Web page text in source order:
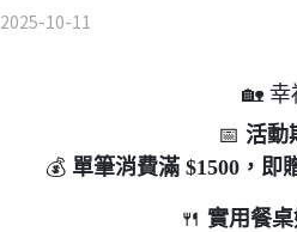
2025-10-11
🏡 幸
📅 活動
💰 單筆消費滿 $1500，即
🍴 實用餐桌